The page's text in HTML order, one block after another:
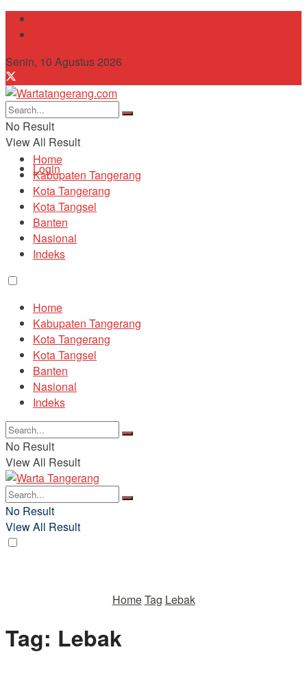
Senin, 10 Agustus 2026
No Result
View All Result
Login
Home
Kabupaten Tangerang
Kota Tangerang
Kota Tangsel
Banten
Nasional
Indeks
Home
Kabupaten Tangerang
Kota Tangerang
Kota Tangsel
Banten
Nasional
Indeks
No Result
View All Result
No Result
View All Result
HomeTag Lebak
Tag: Lebak